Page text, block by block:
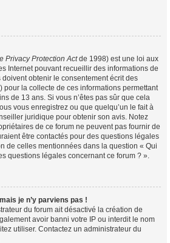
Privacy Protection Actde 1998) est une loi aux
Internet pouvant recueillir des informations de
obtenir le consentement écrit des
pour la collecte de ces informations permettant
de 13 ans. Si vous n’êtes pas sûr que cela
vous enregistrez ou que quelqu’un le fait à
juridique pour obtenir son avis. Notez
de ce forum ne peuvent pas fournir de
être contactés pour des questions légales
de celles mentionnées dans la question « Qui
questions légales concernant ce forum ? ».
je n’y parviens pas !
du forum ait désactivé la création de
avoir banni votre IP ou interdit le nom
utiliser. Contactez un administrateur du